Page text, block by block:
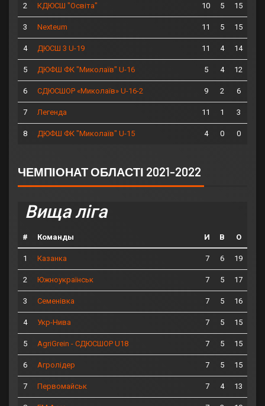
2 КДЮСШ "Освіта" 10 5 15
3 Nexteum 11 5 15
4 ДЮСШ 3 U-19 11 4 14
5 ДЮФШ ФК "Миколаїв" U-16 5 4 12
6 СДЮСШОР «Миколаїв» U-16-2 9 2 6
7 Легенда 11 1 3
8 ДЮФШ ФК "Миколаїв" U-15 4 0 0
ЧЕМПІОНАТ ОБЛАСТІ 2021-2022
Вища ліга
# Команды И В О
1 Казанка 7 6 19
2 Южноукраїнськ 7 5 17
3 Семенівка 7 5 16
4 Укр-Нива 7 5 15
5 AgriGrein - СДЮСШОР U18 7 5 15
6 Агролідер 7 5 15
7 Первомайськ 7 4 13